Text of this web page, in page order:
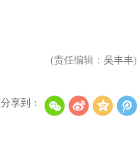
(责任编辑： 吴丰丰)
分享到：